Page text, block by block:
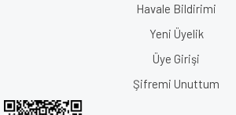
Havale Bildirimi
Yeni Üyelik
Üye Girişi
Şifremi Unuttum